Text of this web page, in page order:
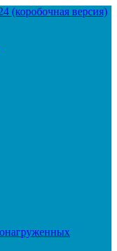
(коробочная версия)